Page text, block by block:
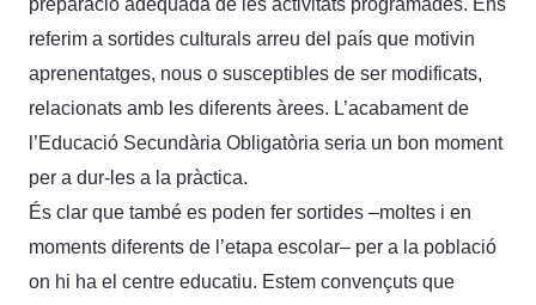
preparació adequada de les activitats programades. Ens
referim a sortides culturals arreu del país que motivin
aprenentatges, nous o susceptibles de ser modificats,
relacionats amb les diferents àrees. L’acabament de
l’Educació Secundària Obligatòria seria un bon moment
per a dur-les a la pràctica.
És clar que també es poden fer sortides –moltes i en
moments diferents de l’etapa escolar– per a la població
on hi ha el centre educatiu. Estem convençuts que